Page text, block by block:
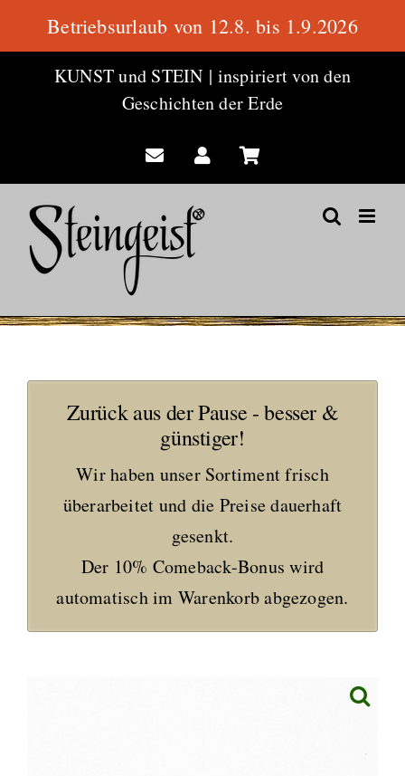
KUNST und STEIN | inspiriert von den
Geschichten der Erde
Zurück aus der Pause - besser &
günstiger!
Wir haben unser Sortiment frisch
überarbeitet und die Preise dauerhaft
gesenkt.
Der 10% Comeback-Bonus wird
automatisch im Warenkorb abgezogen.
Betriebsurlaub von 12.8. bis 1.9.2026